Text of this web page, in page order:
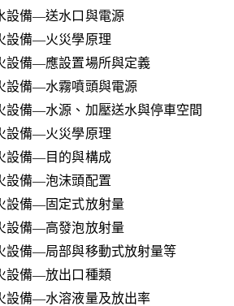
設備—送水口與電源
設備—火災學原理
設備—應設置場所與定義
設備—水霧噴頭與電源
設備—水源、加壓送水與停車空間
設備—火災學原理
設備—目的與構成
設備—泡沫頭配置
設備—固定式放射量
設備—高發泡放射量
設備—局部與移動式放射量等
設備—放出口種類
設備—水溶液量及放出率